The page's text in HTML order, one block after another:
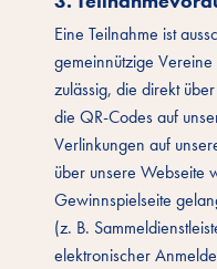
Eine Teilnahme ist
gemeinnützige
zulässig, die direkt
die QR-Codes auf
Verlinkungen auf
über unsere Webseite
Gewinnspielseite
(z. B.
elektronischer